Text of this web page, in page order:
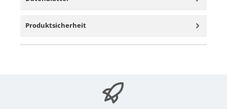
Produktsicherheit